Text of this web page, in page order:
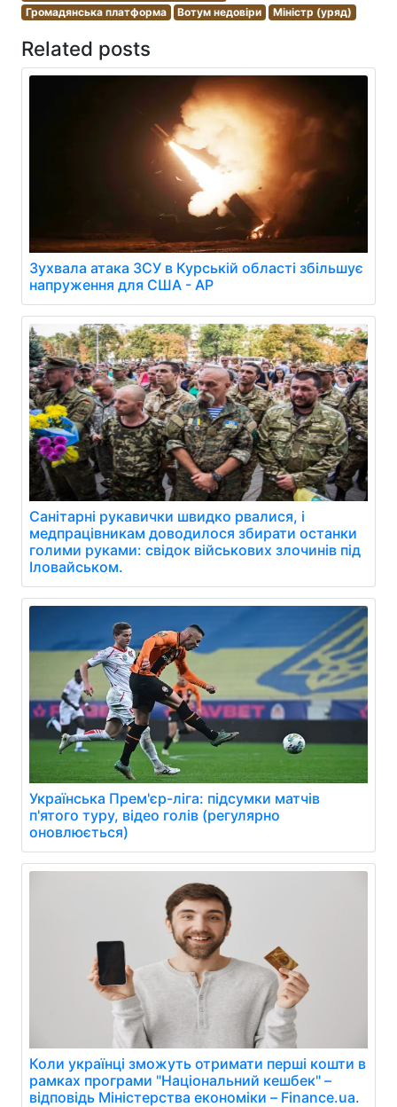
Громадянська платформа Вотум недовіри Міністр (уряд)
Related posts
Зухвала атака ЗСУ в Курській області збільшує
напруження для США - AP
Санітарні рукавички швидко рвалися, і
медпрацівникам доводилося збирати останки
голими руками: свідок військових злочинів під
Іловайськом.
Українська Прем'єр-ліга: підсумки матчів
п'ятого туру, відео голів (регулярно
оновлюється)
Коли українці зможуть отримати перші кошти в
рамках програми "Національний кешбек" –
відповідь Міністерства економіки – Finance.ua.